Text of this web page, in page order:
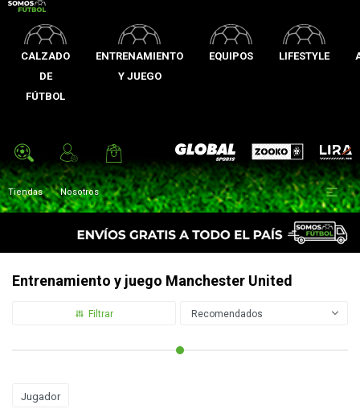
CALZADO
DE
FÚTBOL
ENTRENAMIENTO
Y JUEGO
EQUIPOS LIFESTYLE
Global Sports Zooko Lira
Tiendas Nosotros 
Entrenamiento y juego Manchester United
Recomendados
Jugador